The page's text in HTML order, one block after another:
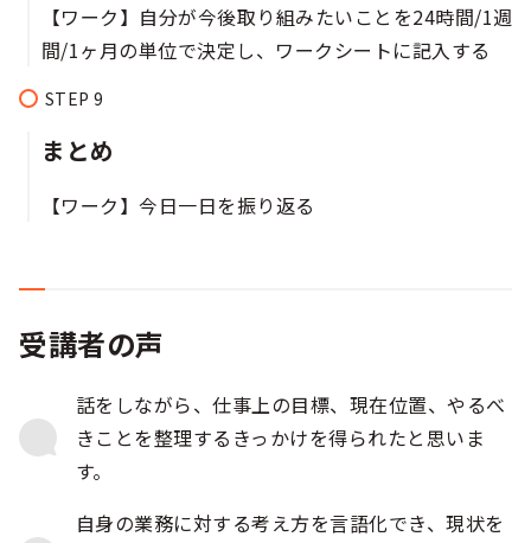
【ワーク】自分が今後取り組みたいことを24時間/1週
間/1ヶ月の単位で決定し、ワークシートに記入する
まとめ​
【ワーク】今日一日を振り返る
受講者の声
話をしながら、仕事上の目標、現在位置、やるべ
きことを整理するきっかけを得られたと思いま
す。
自身の業務に対する考え方を言語化でき、現状を